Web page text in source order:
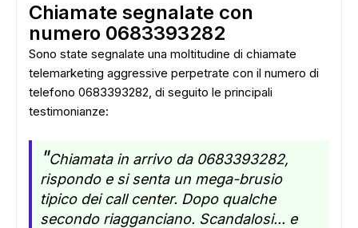
Chiamate segnalate con
numero 0683393282
Sono state segnalate una moltitudine di chiamate
telemarketing aggressive perpetrate con il numero di
telefono 0683393282, di seguito le principali
testimonianze:
"Chiamata in arrivo da 0683393282,
rispondo e si senta un mega-brusio
tipico dei call center. Dopo qualche
secondo riagganciano. Scandalosi... e